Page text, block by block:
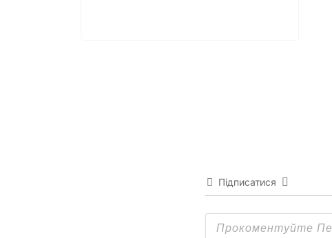
Підписатися